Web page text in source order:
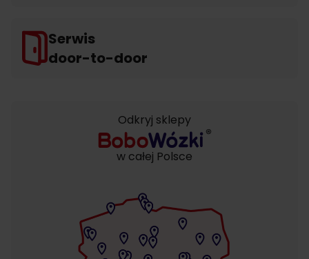
Serwis
door-to-door
Odkryj sklepy
w całej Polsce